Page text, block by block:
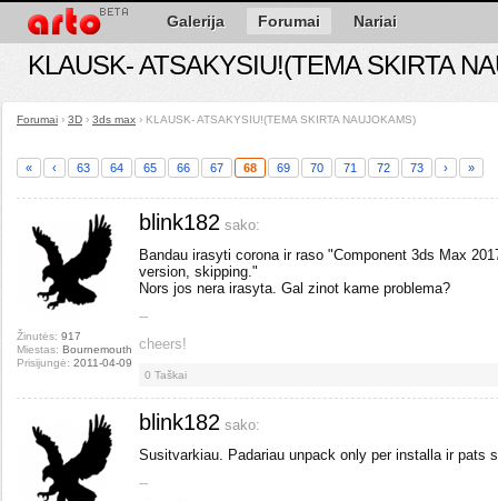
Galerija Forumai Nariai
KLAUSK- ATSAKYSIU!(TEMA SKIRTA
Forumai › 3D › 3ds max › KLAUSK- ATSAKYSIU!(TEMA SKIRTA NAUJOKAMS)
« ‹ 63 64 65 66 67 68 69 70 71 72 73 › »
Žinutės: 917
Miestas: Bournemouth
Prisijungė: 2011-04-09
blink182 sako:
Bandau irasyti corona ir raso "Component 3ds Max
version, skipping."
Nors jos nera irasyta. Gal zinot kame problema?
--
cheers!
0 Taškai
blink182 sako:
Susitvarkiau. Padariau unpack only per installa ir pats
--